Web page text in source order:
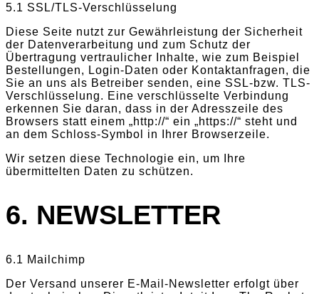
5.1 SSL/TLS-Verschlüsselung
Diese Seite nutzt zur Gewährleistung der Sicherheit
der Datenverarbeitung und zum Schutz der
Übertragung vertraulicher Inhalte, wie zum Beispiel
Bestellungen, Login-Daten oder Kontaktanfragen, die
Sie an uns als Betreiber senden, eine SSL-bzw. TLS-
Verschlüsselung. Eine verschlüsselte Verbindung
erkennen Sie daran, dass in der Adresszeile des
Browsers statt einem „http://“ ein „https://“ steht und
an dem Schloss-Symbol in Ihrer Browserzeile.
Wir setzen diese Technologie ein, um Ihre
übermittelten Daten zu schützen.
6. NEWSLETTER
6.1 Mailchimp
Der Versand unserer E-Mail-Newsletter erfolgt über